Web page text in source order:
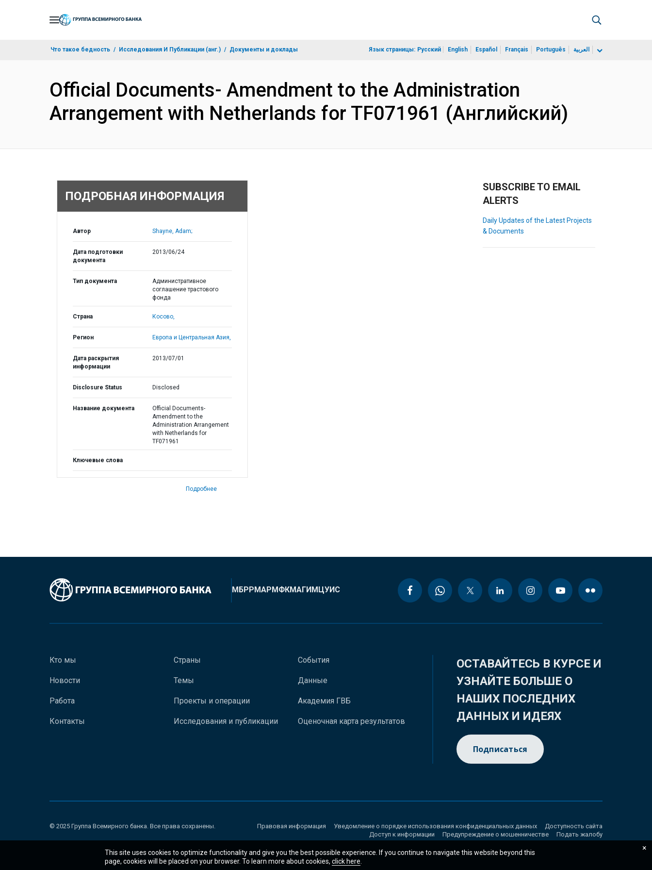
Что такое бедность Исследования И Публикации (анг.) Документы и доклады Язык страницы: Русский English Español Français Português العربية
Official Documents- Amendment to the Administration
Arrangement with Netherlands for TF071961 (Английский)
ПОДРОБНАЯ ИНФОРМАЦИЯ
Автор Shayne, Adam;
Дата подготовки
документа
2013/06/24
Тип документа
Административное
соглашение трастового
фонда
Страна Косово,
Регион Европа и Центральная Азия,
Дата раскрытия
информации
2013/07/01
Disclosure Status Disclosed
Название документа
Official Documents-
Amendment to the
Administration Arrangement
with Netherlands for
TF071961
Ключевые слова
Подробнее
SUBSCRIBE TO EMAIL
ALERTS
Daily Updates of the Latest Projects
& Documents
МБРРМАРМФКМАГИМЦУИС
Кто мы
Новости
Работа
Контакты
Страны
Темы
Проекты и операции
Исследования и публикации
События
Данные
Академия ГВБ
Оценочная карта результатов
ОСТАВАЙТЕСЬ В КУРСЕ И
УЗНАЙТЕ БОЛЬШЕ О
НАШИХ ПОСЛЕДНИХ
ДАННЫХ И ИДЕЯХ
Подписаться
© 2025 Группа Всемирного банка. Все права сохранены. Правовая информация Уведомление о порядке использования конфиденциальных данных
Доступность сайта
Доступ к информации
Предупреждение о мошенничестве Подать жалобу
This site uses cookies to optimize functionality and give you the best possible experience. If you continue to navigate this website beyond this
page, cookies will be placed on your browser. To learn more about cookies, click here
×